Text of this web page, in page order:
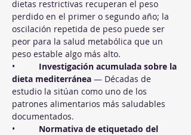
dietas restrictivas recuperan el peso
perdido en el primer o segundo año; la
oscilación repetida de peso puede ser
peor para la salud metabólica que un
peso estable algo más alto.
• Investigación acumulada sobre la
dieta mediterránea — Décadas de
estudio la sitúan como uno de los
patrones alimentarios más saludables
documentados.
• Normativa de etiquetado del